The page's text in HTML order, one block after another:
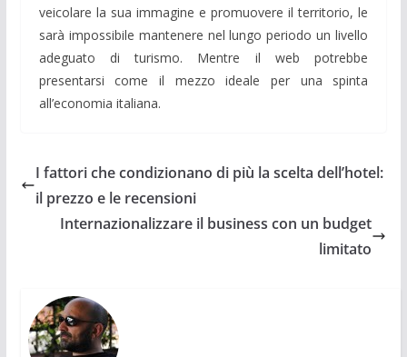
veicolare la sua immagine e promuovere il territorio, le
sarà impossibile mantenere nel lungo periodo un livello
adeguato di turismo. Mentre il web potrebbe
presentarsi come il mezzo ideale per una spinta
all’economia italiana.
I fattori che condizionano di più la scelta dell’hotel:
il prezzo e le recensioni
Internazionalizzare il business con un budget
limitato